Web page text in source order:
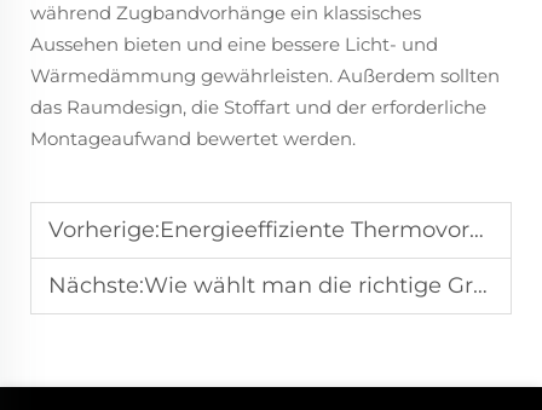
während Zugbandvorhänge ein klassisches
Aussehen bieten und eine bessere Licht- und
Wärmedämmung gewährleisten. Außerdem sollten
das Raumdesign, die Stoffart und der erforderliche
Montageaufwand bewertet werden.
Vorherige:Energieeffiziente Thermovorhänge: Senken sie die Heizkosten?
Nächste:Wie wählt man die richtige Größe und Form von Sitzkissen für Ihr Sofa?